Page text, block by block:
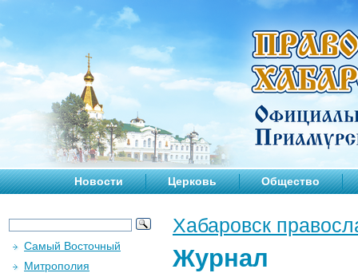
Новости Церковь Общество
Хабаровск
Журнал
Самый Восточный
Митрополия